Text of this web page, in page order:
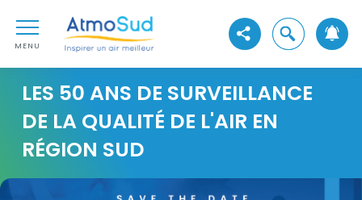
Aller au premier menu de navigation
Aller à la recherche
MENU
AtmoSud
Voir les réseaux sociaux
Ouvrir la
LES 50 ANS DE SURVEILLANCE
DE LA QUALITÉ DE L'AIR EN
RÉGION SUD